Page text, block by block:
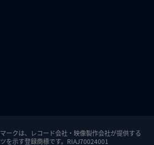
ークは、レコード会社・映像製作会社が提供する
を示す登録商標です。RIAJ70024001